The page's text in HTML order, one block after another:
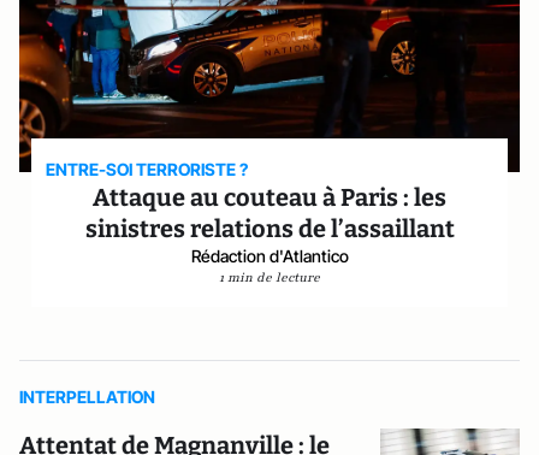
ENTRE-SOI TERRORISTE ?
Attaque au couteau à Paris : les
sinistres relations de l’assaillant
Rédaction d'Atlantico
1 min de lecture
INTERPELLATION
Attentat de Magnanville : le